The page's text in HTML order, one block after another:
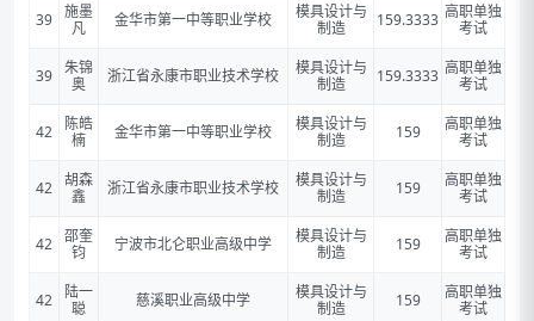
39 施墨
凡
金华市第一中等职业学校
模具设计与
制造
159.3333 高职单独
考试
39 朱锦
奥
浙江省永康市职业技术学校
模具设计与
制造
159.3333 高职单独
考试
42
陈皓
楠
金华市第一中等职业学校
模具设计与
制造
159
高职单独
考试
42 胡森
鑫
浙江省永康市职业技术学校
模具设计与
制造
159
高职单独
考试
42 邵奎
钧
宁波市北仑职业高级中学
模具设计与
制造
159
高职单独
考试
42
陆一
聪
慈溪职业高级中学
模具设计与
制造
159
高职单独
考试